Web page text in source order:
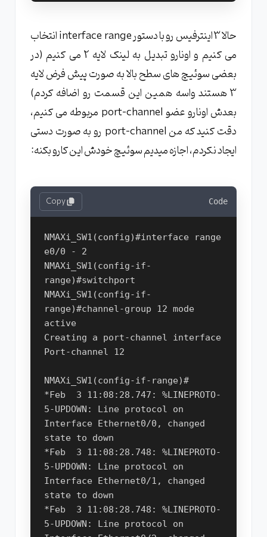
حالا 3 اینترفیس رو با دستور interface range انتخاب
می کنیم و اونارو تبدیل به لینک لایه 2 می کنیم (در
بعضی سوئیچ های سطح بالا به صورت پیش فرض لایه
3 هستند واسه همین این قسمت رو اضافه کردم)
بعدش اونارو عضو port-channel مربوطه می کنیم،
دقت کنید که من port-channel رو به صورت دستی
ایجاد نکردم، اجازه میدیم سوئیچ خودش این کارو بکنه:
Code
Copy
NMAXi_SW1(config)#interface range
e0/0 - 2
NMAXi_SW1(config-if-
range)#switchport
NMAXi_SW1(config-if-
range)#channel-group 12 mode
active
Creating a port-channel interface
Port-channel 12
NMAXi_SW1(config-if-range)#
*Feb  3 11:08:28.747: %LINEPROTO-
5-UPDOWN: Line protocol on
Interface Ethernet0/0, changed
state to down
*Feb  3 11:08:28.748: %LINEPROTO-
5-UPDOWN: Line protocol on
Interface Ethernet0/1, changed
state to down
*Feb  3 11:08:28.748: %LINEPROTO-
5-UPDOWN: Line protocol on